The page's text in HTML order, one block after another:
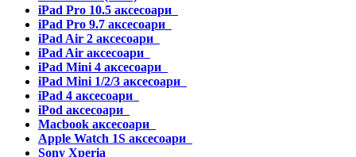
iPad Pro 10.5 аксесоари
iPad Pro 9.7 аксесоари
iPad Air 2 аксесоари
iPad Air аксесоари
iPad Mini 4 аксесоари
iPad Mini 1/2/3 аксесоари
iPad 4 аксесоари
iPod аксесоари
Macbook аксесоари
Apple Watch 1S аксесоари
Sony Xperia